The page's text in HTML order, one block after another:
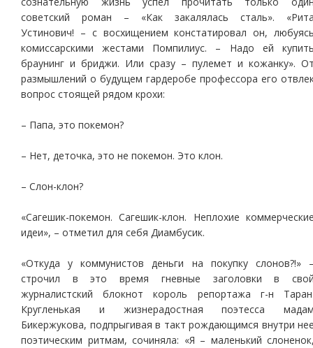
советский роман – «Как закалялась сталь».
Устинович! – с восхищением констатировал он,
комиссарскими жестами Помпилиус. – Надо ей
браунинг и бриджи. Или сразу – пулемет и кожанку».
размышлений о будущем гардеробе профессора его
вопрос стоящей рядом крохи:
– Папа, это покемон?
– Нет, деточка, это не покемон. Это клон.
– Слон-клон?
«Сагешик-покемон. Сагешик-клон. Неплохие
идеи», – отметил для себя Диамбусик.
«Откуда у коммунистов деньги на покупку слонов?!»
строчил в это время гневные заголовки в
журналистский блокнот король репортажа г-н
Кругленькая и жизнерадостная поэтесса
Бикержукова, подпрыгивая в такт рождающимся внутри
поэтическим ритмам, сочиняла: «Я – маленький